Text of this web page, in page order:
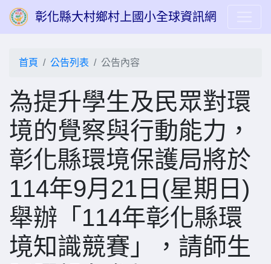
彰化縣大村鄉村上國小全球資訊網
首頁 公告列表 公告內容
為提升學生及民眾對環
境的覺察與行動能力，
彰化縣環境保護局將於
114年9月21日(星期日)
舉辦「114年彰化縣環
境知識競賽」，請師生